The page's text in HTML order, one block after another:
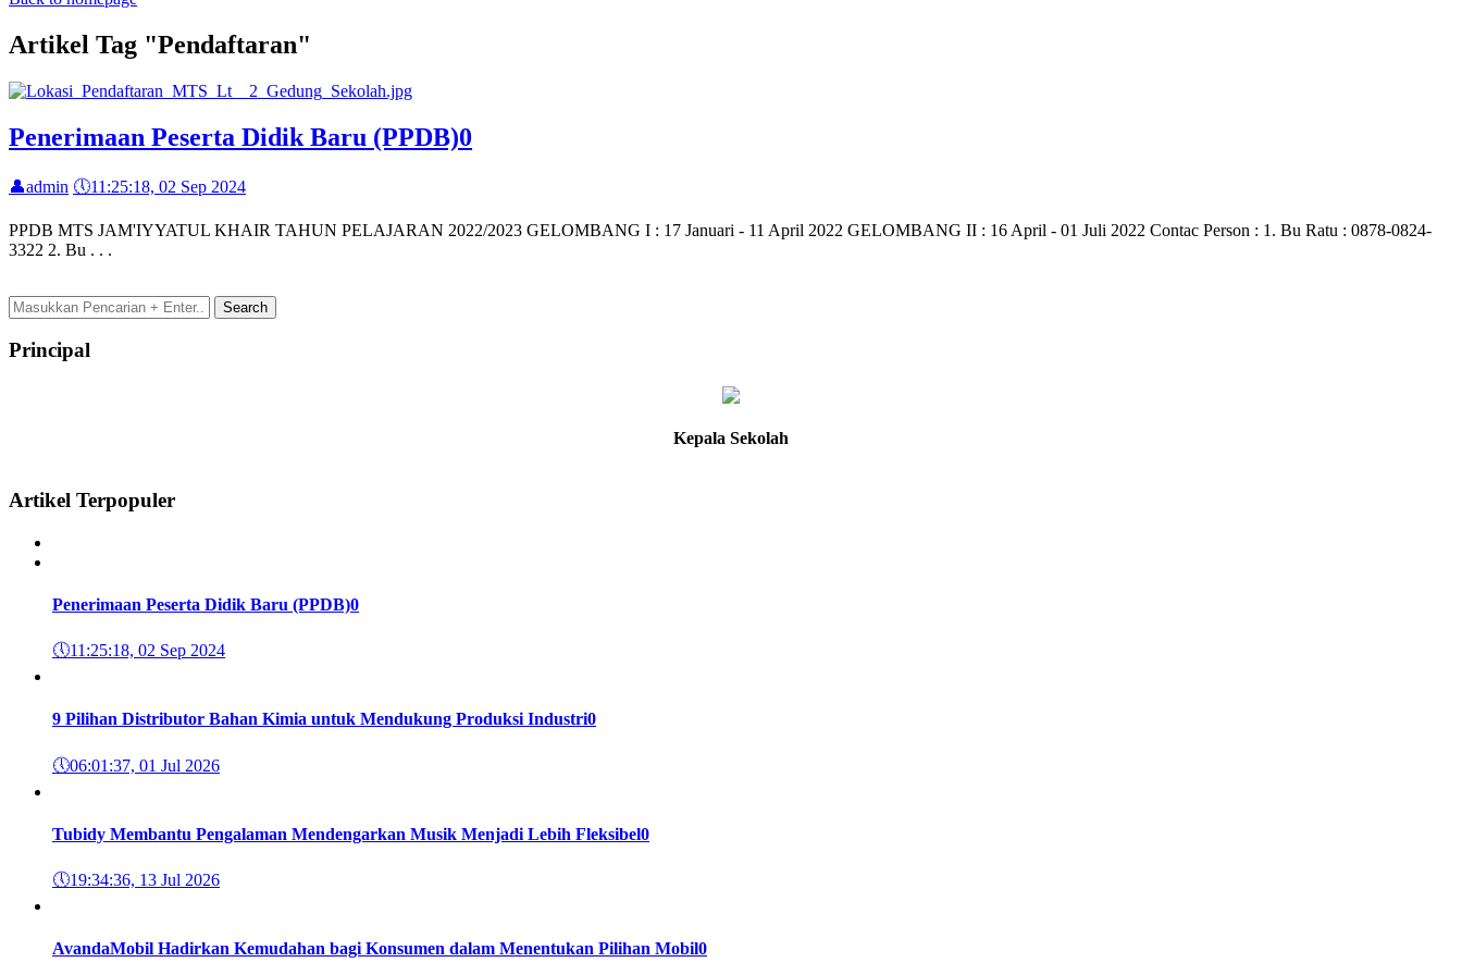
Artikel Tag "Pendaftaran"
Penerimaan Peserta Didik Baru (PPDB)0
👤admin 🕔11:25:18, 02 Sep 2024
PPDB MTS JAM'IYYATUL KHAIR TAHUN PELAJARAN 2022/2023 GELOMBANG I : 17 Januari - 11 April 2022 GELOMBANG II : 16 April - 01 Juli 2022 Contac Person : 1. Bu Ratu : 0878-0824-
3322 2. Bu . . .
Principal
Kepala Sekolah
Artikel Terpopuler
Penerimaan Peserta Didik Baru (PPDB)0
🕔11:25:18, 02 Sep 2024
9 Pilihan Distributor Bahan Kimia untuk Mendukung Produksi Industri0
🕔06:01:37, 01 Jul 2026
Tubidy Membantu Pengalaman Mendengarkan Musik Menjadi Lebih Fleksibel0
🕔19:34:36, 13 Jul 2026
AvandaMobil Hadirkan Kemudahan bagi Konsumen dalam Menentukan Pilihan Mobil0